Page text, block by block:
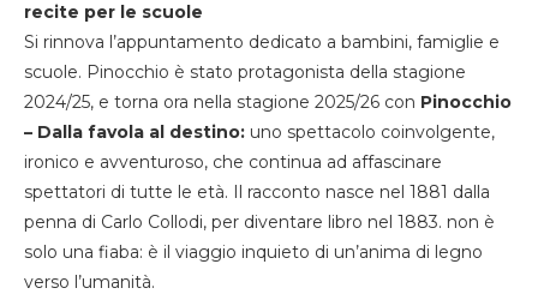
recite per le scuole
Si rinnova l’appuntamento dedicato a bambini, famiglie e
scuole. Pinocchio è stato protagonista della stagione
2024/25, e torna ora nella stagione 2025/26 con Pinocchio
– Dalla favola al destino: uno spettacolo coinvolgente,
ironico e avventuroso, che continua ad affascinare
spettatori di tutte le età. Il racconto nasce nel 1881 dalla
penna di Carlo Collodi, per diventare libro nel 1883. non è
solo una fiaba: è il viaggio inquieto di un’anima di legno
verso l’umanità.